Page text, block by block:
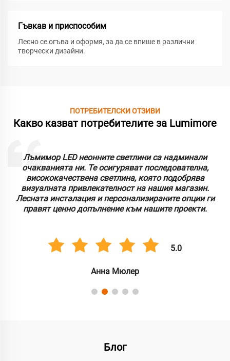
Гъвкав и приспособим
Лесно се огъва и оформя, за да се впише в различни
творчески дизайни.
ПОТРЕБИТЕЛСКИ ОТЗИВИ
Какво казват потребителите за Lumimore
Лъмимор LED неонните светлини са надминали
очакванията ни. Те осигуряват последователна,
висококачествена светлина, която подобрява
визуалната привлекателност на нашия магазин.
Лесната инсталация и персонализираните опции ги
правят ценно допълнение към нашите проекти.
5.0
Анна Мюлер
Блог